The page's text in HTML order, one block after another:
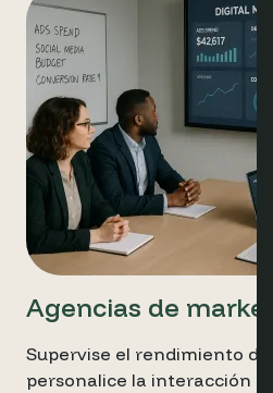
Agencias de
Supervise el rendimiento de
personalice la interacción